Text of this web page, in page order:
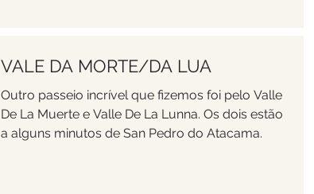
VALE DA MORTE/DA LUA
Outro passeio incrível que fizemos foi pelo Valle
De La Muerte e Valle De La Lunna. Os dois estão
a alguns minutos de San Pedro do Atacama.